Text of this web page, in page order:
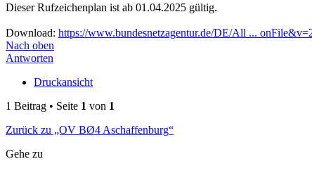
Dieser Rufzeichenplan ist ab 01.04.2025 gültig.
Download: https://www.bundesnetzagentur.de/DE/All ...
Nach oben
Antworten
Druckansicht
1 Beitrag • Seite 1 von 1
Zurück zu „OV BØ4 Aschaffenburg“
Gehe zu